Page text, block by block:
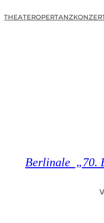
THEATEROPERTANZ
Berlinale „70.